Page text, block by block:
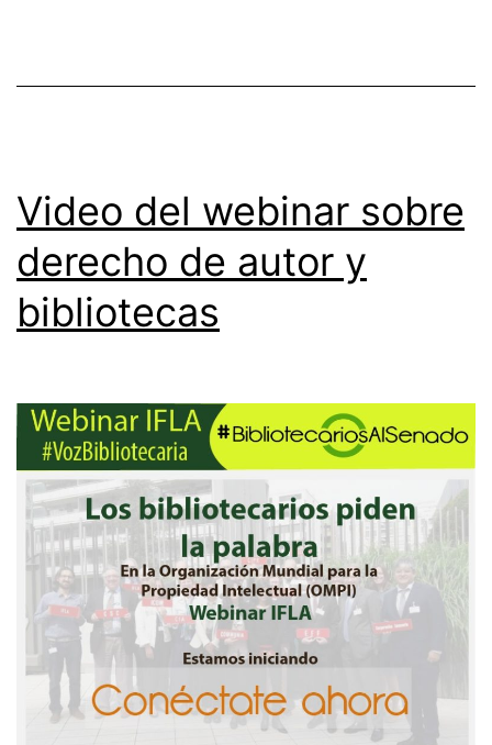
Video del webinar sobre
derecho de autor y
bibliotecas